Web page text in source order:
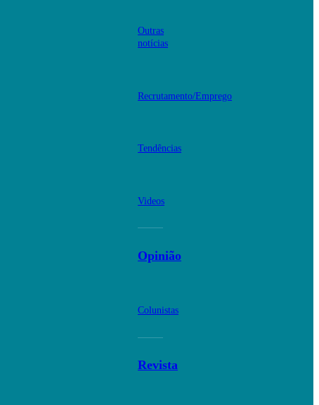
Outras
notícias
Recrutamento/Emprego
Tendências
Videos
Opinião
Colunistas
Revista